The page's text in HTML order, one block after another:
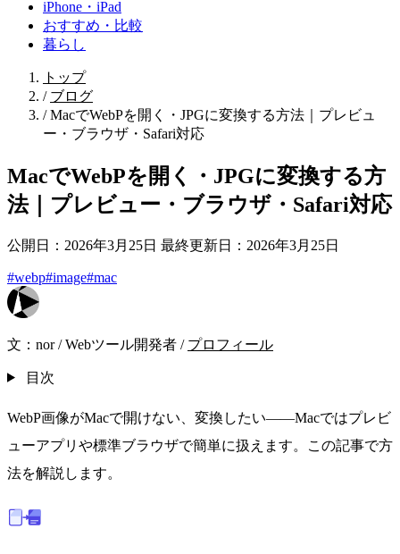
iPhone・iPad
おすすめ・比較
暮らし
トップ
/ ブログ
/ MacでWebPを開く・JPGに変換する方法｜プレビュ
ー・ブラウザ・Safari対応
MacでWebPを開く・JPGに変換する方
法｜プレビュー・ブラウザ・Safari対応
公開日：2026年3月25日 最終更新日：2026年3月25日
#webp#image#mac
文： nor /Webツール開発者 / プロフィール
目次
WebP画像がMacで開けない、変換したい——Macではプレビ
ューアプリや標準ブラウザで簡単に扱えます。この記事で方
法を解説します。